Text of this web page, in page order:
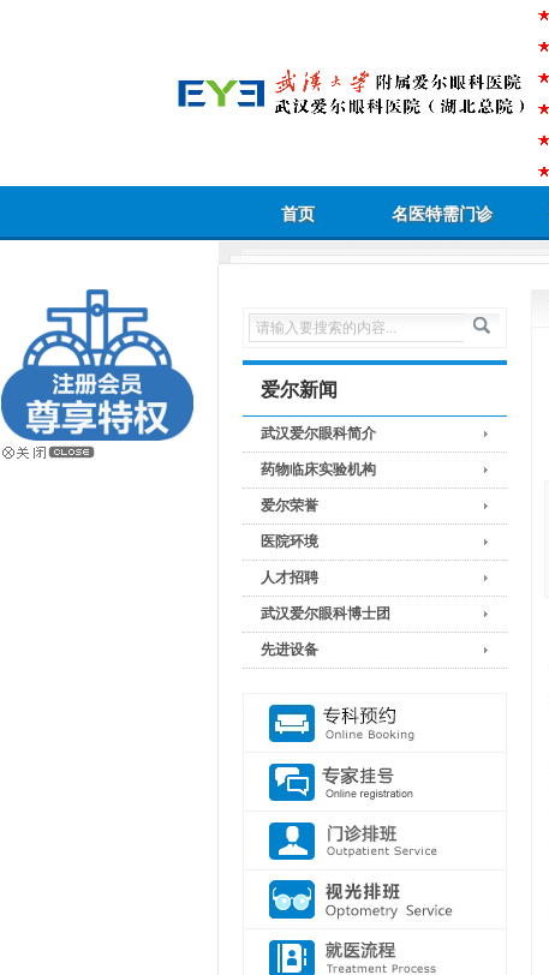
首页 名医特需门诊
爱尔新闻
武汉爱尔眼科简介
药物临床实验机构
爱尔荣誉
医院环境
人才招聘
武汉爱尔眼科博士团
先进设备